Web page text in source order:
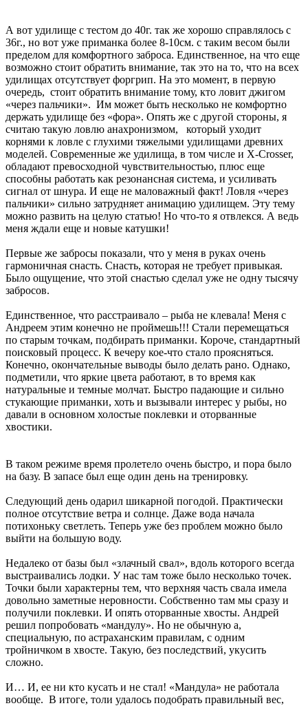
А вот удилище с тестом до 40г. так же хорошо справлялось с
36г., но вот уже приманка более 8-10см. с таким весом были
пределом для комфортного заброса. Единственное, на что еще
возможно стоит обратить внимание, так это на то, что на всех
удилищах отсутствует форгрип. На это момент, в первую
очередь, стоит обратить внимание тому, кто ловит джигом
«через пальчики». Им может быть несколько не комфортно
держать удилище без «фора». Опять же с другой стороны, я
считаю такую ловлю анахронизмом, который уходит
корнями к ловле с глухими тяжелыми удилищами древних
моделей. Современные же удилища, в том числе и X-Crosser,
обладают превосходной чувствительностью, плюс еще
способны работать как резонансная система, и усиливать
сигнал от шнура. И еще не маловажный факт! Ловля «через
пальчики» сильно затрудняет анимацию удилищем. Эту тему
можно развить на целую статью! Но что-то я отвлекся. А ведь
меня ждали еще и новые катушки!
Первые же забросы показали, что у меня в руках очень
гармоничная снасть. Снасть, которая не требует привыкая.
Было ощущение, что этой снастью сделал уже не одну тысячу
забросов.
Единственное, что расстраивало – рыба не клевала! Меня с
Андреем этим конечно не проймешь!!! Стали перемещаться
по старым точкам, подбирать приманки. Короче, стандартный
поисковый процесс. К вечеру кое-что стало проясняться.
Конечно, окончательные выводы было делать рано. Однако,
подметили, что яркие цвета работают, в то время как
натуральные и темные молчат. Быстро падающие и сильно
стукающие приманки, хоть и вызывали интерес у рыбы, но
давали в основном холостые поклевки и оторванные
хвостики.
В таком режиме время пролетело очень быстро, и пора было
на базу. В запасе был еще один день на тренировку.
Следующий день одарил шикарной погодой. Практически
полное отсутствие ветра и солнце. Даже вода начала
потихоньку светлеть. Теперь уже без проблем можно было
выйти на большую воду.
Недалеко от базы был «злачный свал», вдоль которого всегда
выстраивались лодки. У нас там тоже было несколько точек.
Точки были характерны тем, что верхняя часть свала имела
довольно заметные неровности. Собственно там мы сразу и
получили поклевки. И опять оторванные хвосты. Андрей
решил попробовать «мандулу». Но не обычную а,
специальную, по астраханским правилам, с одним
тройничком в хвосте. Такую, без последствий, укусить
сложно.
И… И, ее ни кто кусать и не стал! «Мандула» не работала
вообще. В итоге, толи удалось подобрать правильный вес,